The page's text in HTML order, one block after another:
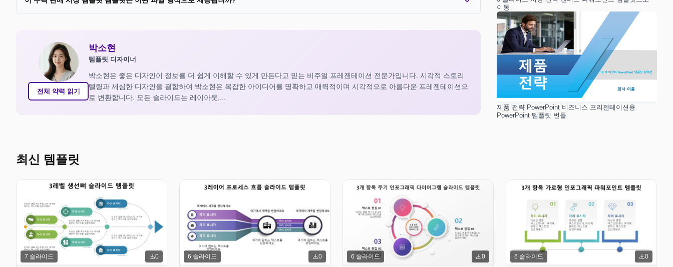
전체 약력 읽기
박소현
템플릿 디자이너
박소현은 좋은 디자인이 정보를 더 쉽게 이해할 수 있게 만든다고 믿는 비주얼 프레젠테이션 전문가입니다. 시각적 스토리
텔링과 세심한 디자인을 결합하여 박소현은 복잡한 아이디어를 명확하고 매력적이며 시각적으로 아름다운 프레젠테이션으
로 변환합니다. 모든 슬라이드는 레이아웃,...
이동
제품 전략 PowerPoint 비즈니스 프리젠테이션용
PowerPoint 템플릿 번들
최신 템플릿
7 슬라이드 0 6 슬라이드 0 6 슬라이드 0 6 슬라이드 0